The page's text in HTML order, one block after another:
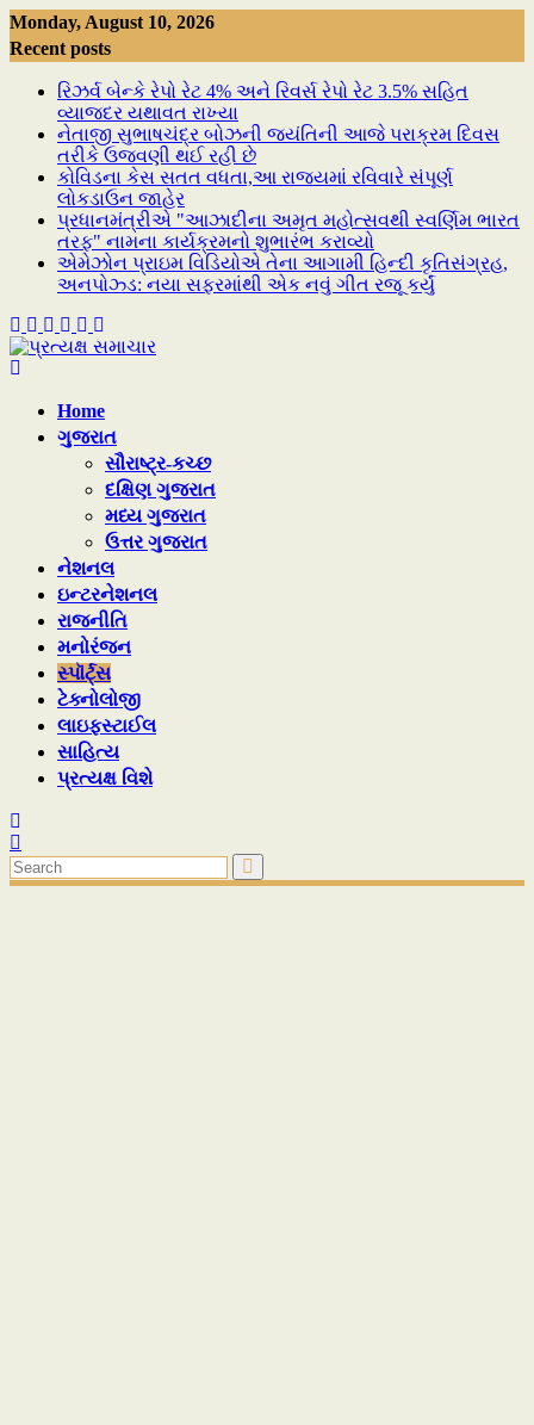
Skip
to
content
Monday, August 10, 2026
Recent posts
રિઝર્વ બેન્કે રેપો રેટ 4% અને રિવર્સ રેપો રેટ 3.5% સહિત
વ્યાજદર યથાવત રાખ્યા
નેતાજી સુભાષચંદ્ર બોઝની જયંતિની આજે પરાક્રમ દિવસ
તરીકે ઉજવણી થઈ રહી છે
કોવિડના કેસ સતત વધતા,આ રાજ્યમાં રવિવારે સંપૂર્ણ
લોકડાઉન જાહેર
પ્રધાનમંત્રીએ "આઝાદીના અમૃત મહોત્સવથી સ્વર્ણિમ ભારત
તરફ" નામના કાર્યક્રમનો શુભારંભ કરાવ્યો
એમેઝોન પ્રાઇમ વિડિયોએ તેના આગામી હિન્દી કૃતિસંગ્રહ,
અનપોઝ્ડ: નયા સફરમાંથી એક નવું ગીત રજૂ કર્યું
Home
ગુજરાત
સૌરાષ્ટ્ર-કચ્છ
દક્ષિણ ગુજરાત
મધ્ય ગુજરાત
ઉત્તર ગુજરાત
નેશનલ
ઇન્ટરનેશનલ
રાજનીતિ
મનોરંજન
સ્પૉર્ટ્સ
ટેક્નોલોજી
લાઇફસ્ટાઈલ
સાહિત્ય
પ્રત્યક્ષ વિશે